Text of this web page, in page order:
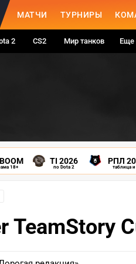
МАТЧИ ТУРНИРЫ
2 CS2 Мир танков Еще
18+
TI 2026
по Dota 2
РПЛ
таблица
TeamStory